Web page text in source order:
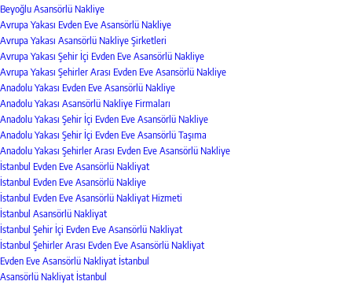
Beyoğlu Asansörlü Nakliye
Avrupa Yakası Evden Eve Asansörlü Nakliye
Avrupa Yakası Asansörlü Nakliye Şirketleri
Avrupa Yakası Şehir İçi Evden Eve Asansörlü Nakliye
Avrupa Yakası Şehirler Arası Evden Eve Asansörlü Nakliye
Anadolu Yakası Evden Eve Asansörlü Nakliye
Anadolu Yakası Asansörlü Nakliye Firmaları
Anadolu Yakası Şehir İçi Evden Eve Asansörlü Nakliye
Anadolu Yakası Şehir İçi Evden Eve Asansörlü Taşıma
Anadolu Yakası Şehirler Arası Evden Eve Asansörlü Nakliye
İstanbul Evden Eve Asansörlü Nakliyat
İstanbul Evden Eve Asansörlü Nakliye
İstanbul Evden Eve Asansörlü Nakliyat Hizmeti
İstanbul Asansörlü Nakliyat
İstanbul Şehir İçi Evden Eve Asansörlü Nakliyat
İstanbul Şehirler Arası Evden Eve Asansörlü Nakliyat
Evden Eve Asansörlü Nakliyat İstanbul
Asansörlü Nakliyat İstanbul